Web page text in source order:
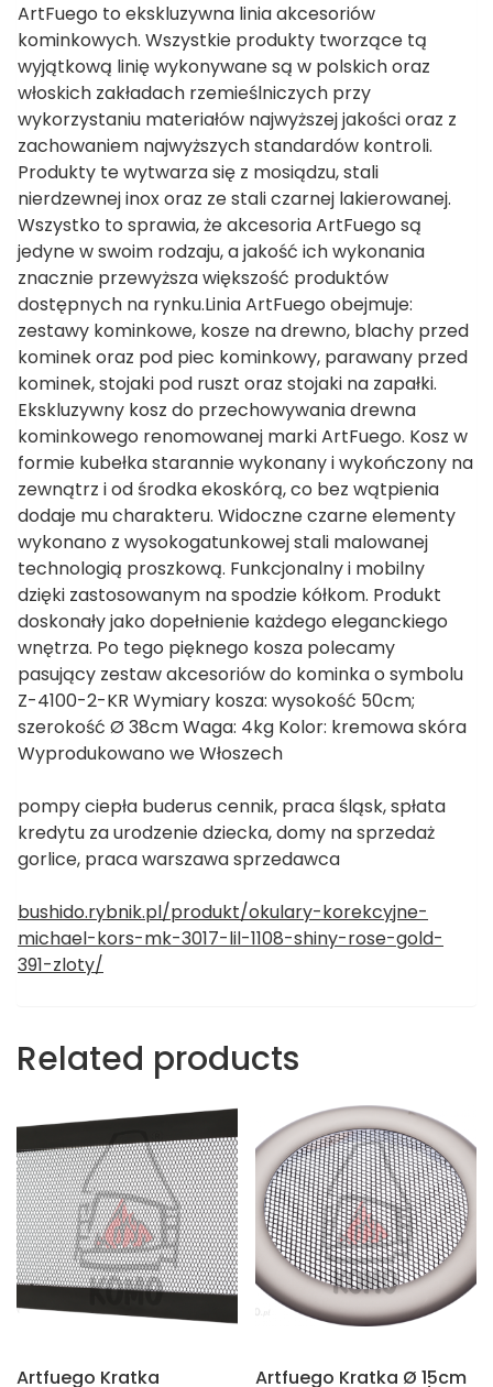
ArtFuego to ekskluzywna linia akcesoriów
kominkowych. Wszystkie produkty tworzące tą
wyjątkową linię wykonywane są w polskich oraz
włoskich zakładach rzemieślniczych przy
wykorzystaniu materiałów najwyższej jakości oraz z
zachowaniem najwyższych standardów kontroli.
Produkty te wytwarza się z mosiądzu, stali
nierdzewnej inox oraz ze stali czarnej lakierowanej.
Wszystko to sprawia, że akcesoria ArtFuego są
jedyne w swoim rodzaju, a jakość ich wykonania
znacznie przewyższa większość produktów
dostępnych na rynku.Linia ArtFuego obejmuje:
zestawy kominkowe, kosze na drewno, blachy przed
kominek oraz pod piec kominkowy, parawany przed
kominek, stojaki pod ruszt oraz stojaki na zapałki.
Ekskluzywny kosz do przechowywania drewna
kominkowego renomowanej marki ArtFuego. Kosz w
formie kubełka starannie wykonany i wykończony na
zewnątrz i od środka ekoskórą, co bez wątpienia
dodaje mu charakteru. Widoczne czarne elementy
wykonano z wysokogatunkowej stali malowanej
technologią proszkową. Funkcjonalny i mobilny
dzięki zastosowanym na spodzie kółkom. Produkt
doskonały jako dopełnienie każdego eleganckiego
wnętrza. Po tego pięknego kosza polecamy
pasujący zestaw akcesoriów do kominka o symbolu
Z-4100-2-KR Wymiary kosza: wysokość 50cm;
szerokość Ø 38cm Waga: 4kg Kolor: kremowa skóra
Wyprodukowano we Włoszech
pompy ciepła buderus cennik, praca śląsk, spłata
kredytu za urodzenie dziecka, domy na sprzedaż
gorlice, praca warszawa sprzedawca
bushido.rybnik.pl/produkt/okulary-korekcyjne-
michael-kors-mk-3017-lil-1108-shiny-rose-gold-
391-zloty/
Related products
Artfuego Kratka Artfuego Kratka Ø 15cm